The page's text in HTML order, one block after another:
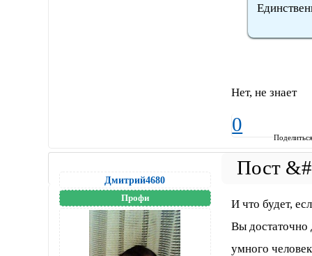
Нет, не знает
0
Дмитрий4680
Профи
И что будет,
Вы достаточно
умного